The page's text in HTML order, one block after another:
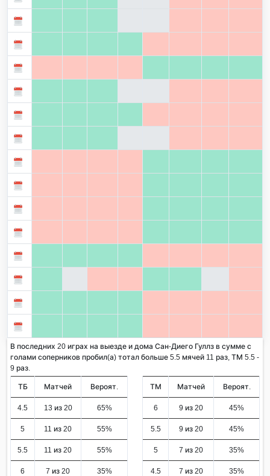
В последних 20 играх на выезде и дома Сан-Диего Гуллз в сумме с
голами соперников пробил(а) тотал больше 5.5 мячей 11 раз, ТМ 5.5 -
9 раз.
ТБ Матчей Вероят.
4.5 13 из 20 65%
5 11 из 20 55%
5.5 11 из 20 55%
6 7 из 20 35%
ТМ Матчей Вероят.
6 9 из 20 45%
5.5 9 из 20 45%
5 7 из 20 35%
4.5 7 из 20 35%